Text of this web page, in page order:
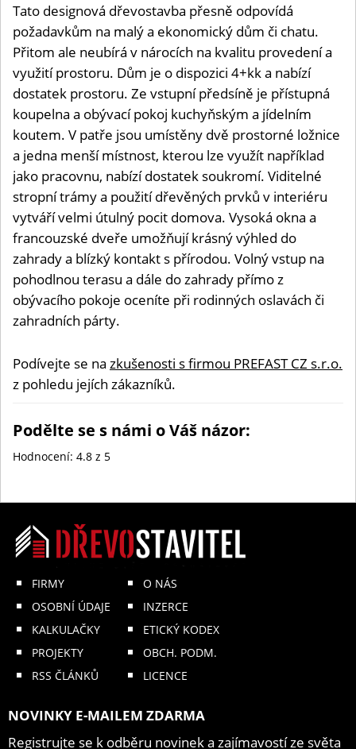
Tato designová dřevostavba přesně odpovídá
požadavkům na malý a ekonomický dům či chatu.
Přitom ale neubírá v nárocích na kvalitu provedení a
využití prostoru. Dům je o dispozici 4+kk a nabízí
dostatek prostoru. Ze vstupní předsíně je přístupná
koupelna a obývací pokoj kuchyňským a jídelním
koutem. V patře jsou umístěny dvě prostorné ložnice
a jedna menší místnost, kterou lze využít například
jako pracovnu, nabízí dostatek soukromí. Viditelné
stropní trámy a použití dřevěných prvků v interiéru
vytváří velmi útulný pocit domova. Vysoká okna a
francouzské dveře umožňují krásný výhled do
zahrady a blízký kontakt s přírodou. Volný vstup na
pohodlnou terasu a dále do zahrady přímo z
obývacího pokoje oceníte při rodinných oslavách či
zahradních párty.
Podívejte se na zkušenosti s firmou PREFAST CZ s.r.o.
z pohledu jejích zákazníků.
Podělte se s námi o Váš názor:
Hodnocení: 4.8 z 5
FIRMY
OSOBNÍ ÚDAJE
KALKULAČKY
PROJEKTY
RSS ČLÁNKŮ
O NÁS
INZERCE
ETICKÝ KODEX
OBCH. PODM.
LICENCE
NOVINKY E-MAILEM ZDARMA
Registrujte se k odběru novinek a zajímavostí ze světa